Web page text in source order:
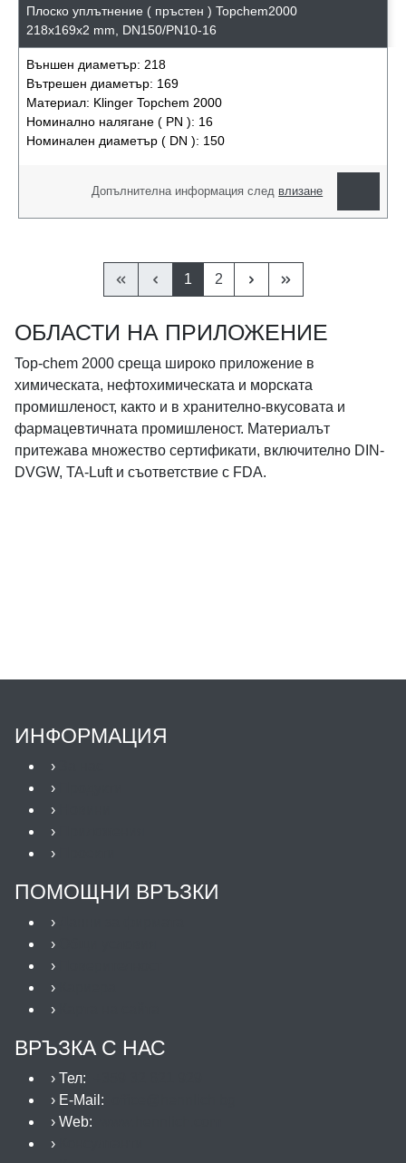
Плоско уплътнение ( пръстен ) Topchem2000
218x169x2 mm, DN150/PN10-16
Външен диаметър: 218
Вътрешен диаметър: 169
Материал: Klinger Topchem 2000
Номинално налягане ( PN ): 16
Номинален диаметър ( DN ): 150
Допълнителна информация след влизане
1 2
ОБЛАСТИ НА ПРИЛОЖЕНИЕ
Top-chem 2000 среща широко приложение в
химическата, нефтохимическата и морската
промишленост, както и в хранително-вкусовата и
фармацевтичната промишленост. Материалът
притежава множество сертификати, включително DIN-
DVGW, TA-Luft и съответствие с FDA.
ИНФОРМАЦИЯ
›
›
›
›
›
ПОМОЩНИ ВРЪЗКИ
›
›
›
›
›
ВРЪЗКА С НАС
› Тел:
› E-Mail:
› Web:
›